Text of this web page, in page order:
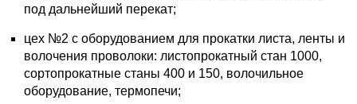
под дальнейший перекат;
цех №2 с оборудованием для прокатки листа, ленты и
волочения проволоки: листопрокатный стан 1000,
сортопрокатные станы 400 и 150, волочильное
оборудование, термопечи;